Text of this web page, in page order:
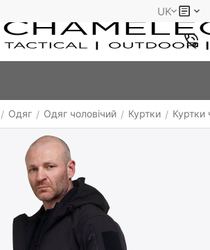
UK
/ Одяг / Одяг чоловічий / Куртки / Куртки